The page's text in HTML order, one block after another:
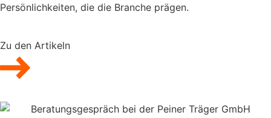
Persönlichkeiten, die die Branche prägen.
Zu den Artikeln